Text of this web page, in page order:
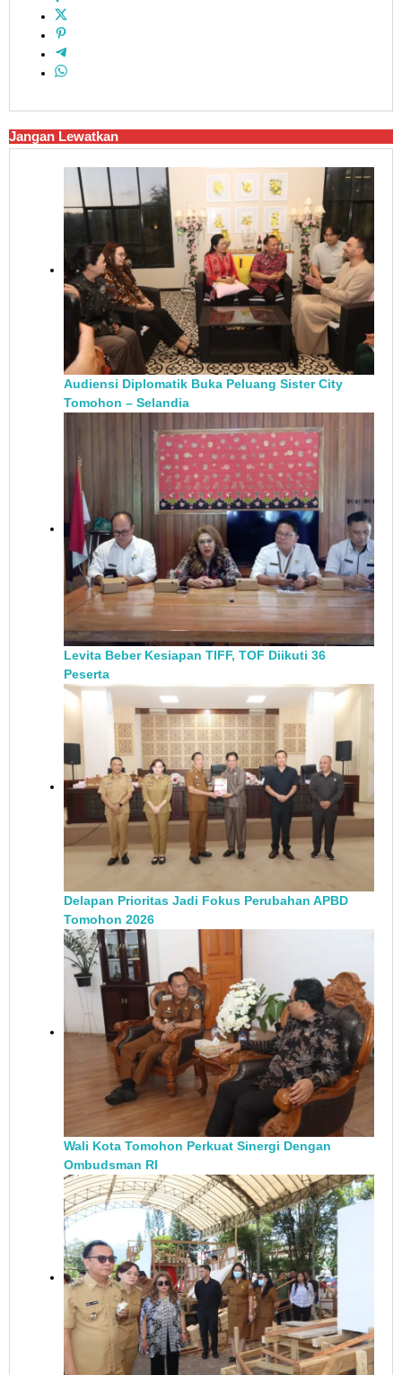
Jangan Lewatkan
Audiensi Diplomatik Buka Peluang Sister City
Tomohon – Selandia
Levita Beber Kesiapan TIFF, TOF Diikuti 36
Peserta
Delapan Prioritas Jadi Fokus Perubahan APBD
Tomohon 2026
Wali Kota Tomohon Perkuat Sinergi Dengan
Ombudsman RI